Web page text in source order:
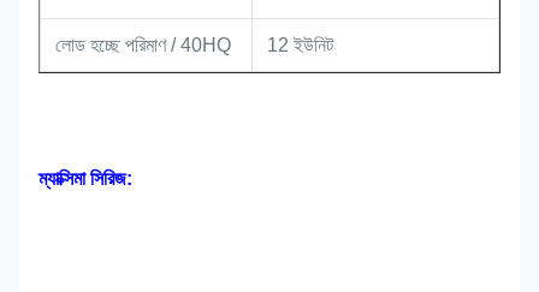
লোড হচ্ছে পরিমাণ / 40HQ 12 ইউনিট
ম্যাক্সিমা সিরিজ: